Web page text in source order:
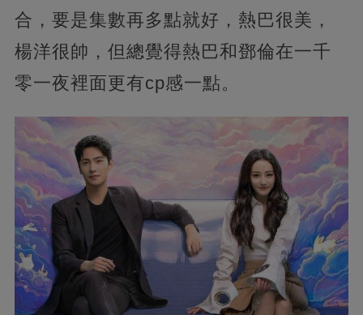
合，要是集數再多點就好，熱巴很美，
楊洋很帥，但總覺得熱巴和鄧倫在一千
零一夜裡面更有cp感一點。